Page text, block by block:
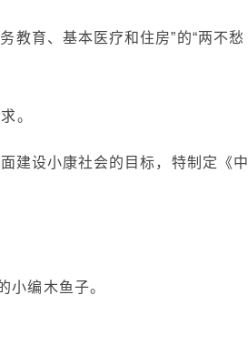
教育、基本医疗和住房”的“两不愁
。
建设小康社会的目标，特制定《中
小编木鱼子。